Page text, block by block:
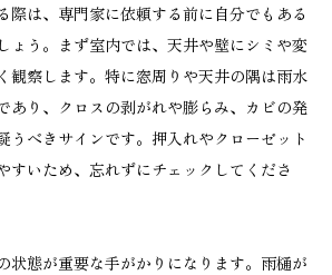
際は、専門家に依頼する前に自分でもある
ょう。まず室内では、天井や壁にシミや変
観察します。特に窓周りや天井の隅は雨水
あり、クロスの剥がれや膨らみ、カビの発
うべきサインです。押入れやクローゼット
すいため、忘れずにチェックしてくださ
状態が重要な手がかりになります。雨樋が